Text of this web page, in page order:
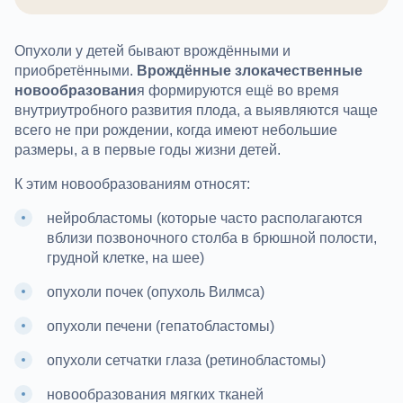
Опухоли у детей бывают врождёнными и
приобретёнными. Врождённые злокачественные
новообразования формируются ещё во время
внутриутробного развития плода, а выявляются чаще
всего не при рождении, когда имеют небольшие
размеры, а в первые годы жизни детей.
К этим новообразованиям относят:
нейробластомы (которые часто располагаются
вблизи позвоночного столба в брюшной полости,
грудной клетке, на шее)
опухоли почек (опухоль Вилмса)
опухоли печени (гепатобластомы)
опухоли сетчатки глаза (ретинобластомы)
новообразования мягких тканей